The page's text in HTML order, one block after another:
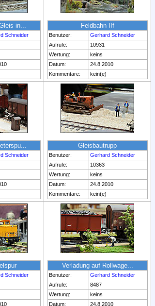
in...
Schneider
Feldbahn IIf
Benutzer:
Gerhard Schneider
Aufrufe:
10931
Wertung:
keins
Datum:
24.8.2010
Kommentare:
kein(e)
Schneider
Gleisbautrupp
Benutzer:
Gerhard Schneider
Aufrufe:
10363
Wertung:
keins
Datum:
24.8.2010
Kommentare:
kein(e)
Schneider
Verladung auf Rollwage...
Benutzer:
Gerhard Schneider
Aufrufe:
8487
Wertung:
keins
Datum:
24.8.2010